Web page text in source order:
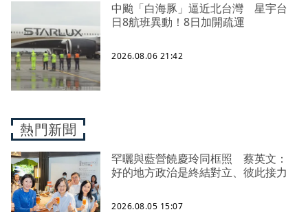
中颱「白海豚」逼近北台灣 星宇台
日8航班異動！8日加開疏運
2026.08.06 21:42
熱門新聞
罕曬與藍營饒慶玲同框照 蔡英文：
好的地方政治是終結對立、彼此接力
2026.08.05 15:07